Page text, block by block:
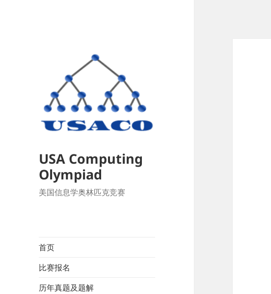
USA Computing
Olympiad
美国信息学奥林匹克竞赛
首页
比赛报名
历年真题及题解